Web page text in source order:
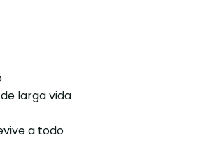
larga vida
a todo